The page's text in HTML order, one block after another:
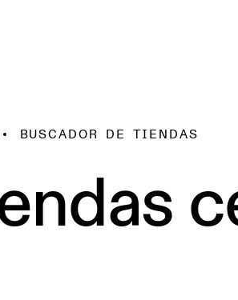
BUSCADOR DE TIENDAS